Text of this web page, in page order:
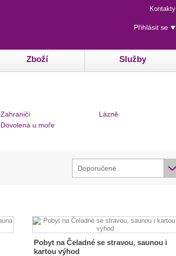
Menu
rychlého
přístupu
Kontakty
Uživatelské
menu
Přihlásit se
Zboží Služby
Zahraničí
Dovolená u moře
Lázně
Doporučené
Pobyt na Čeladné se stravou, saunou i
kartou výhod